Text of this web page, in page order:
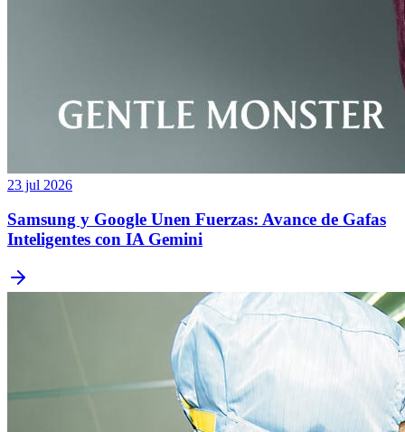
23 jul 2026
Samsung y Google Unen Fuerzas: Avance de Gafas
Inteligentes con IA Gemini